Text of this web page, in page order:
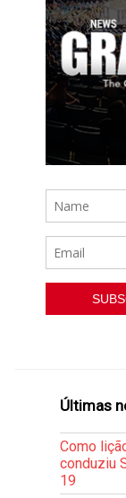
Últimas
Como
conduziu
19